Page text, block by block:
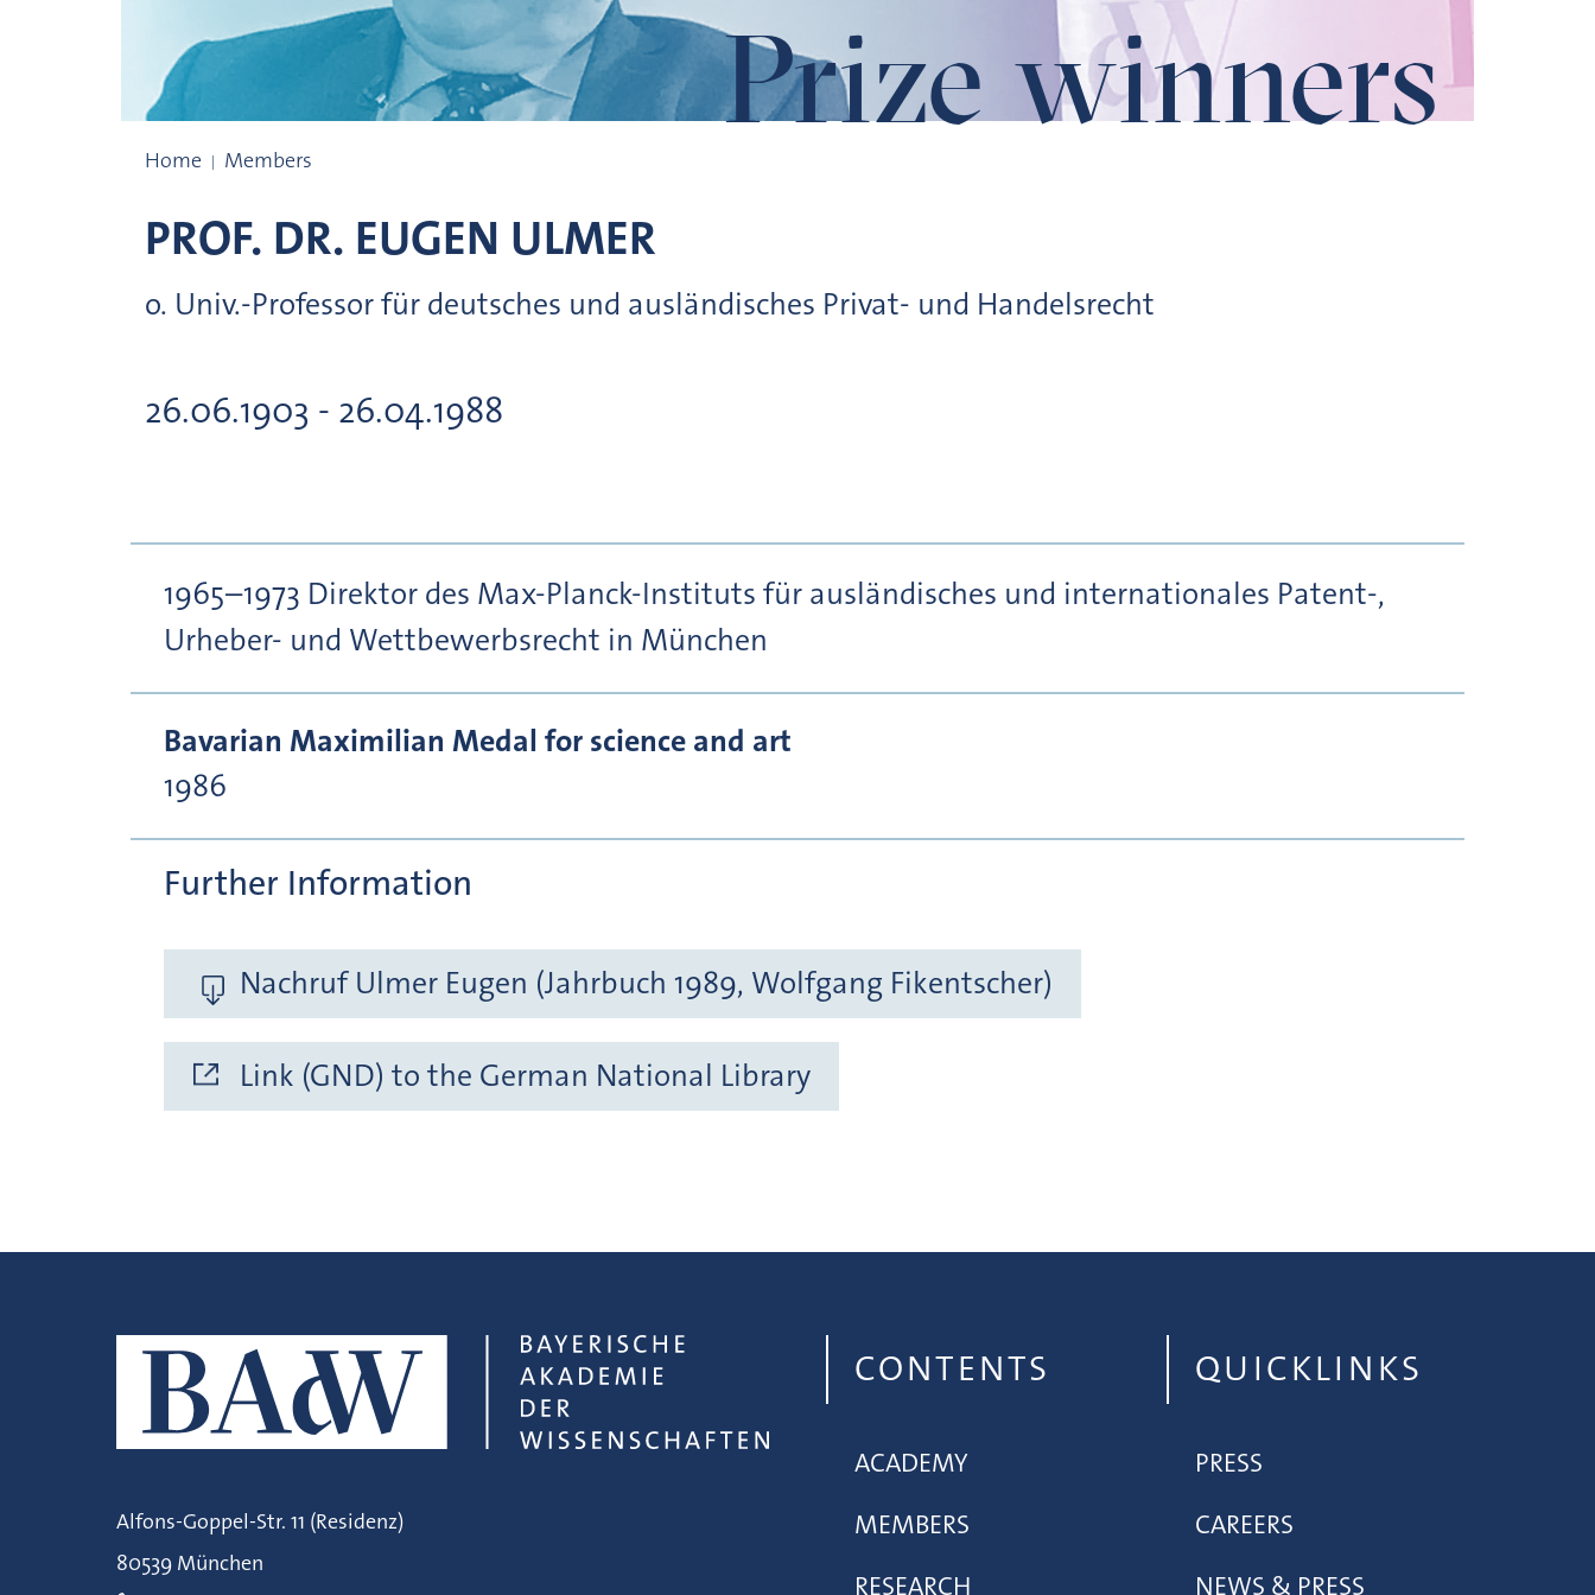
Prize winners
Home Members
PROF. DR. EUGEN ULMER
o. Univ.-Professor für deutsches und ausländisches Privat- und Handelsrecht
26.06.1903 - 26.04.1988
1965–1973 Direktor des Max-Planck-Instituts für ausländisches und internationales Patent-,
Urheber- und Wettbewerbsrecht in München
Bavarian Maximilian Medal for science and art
1986
Further Information
Nachruf Ulmer Eugen (Jahrbuch 1989, Wolfgang Fikentscher)
Link (GND) to the German National Library
Alfons-Goppel-Str. 11 (Residenz)
80539 München
CONTENTS
ACADEMY
MEMBERS
RESEARCH
QUICKLINKS
PRESS
CAREERS
NEWS & PRESS